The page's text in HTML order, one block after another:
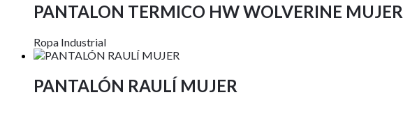
PANTALON TERMICO HW WOLVERINE MUJER
Ropa Industrial
PANTALÓN RAULÍ MUJER